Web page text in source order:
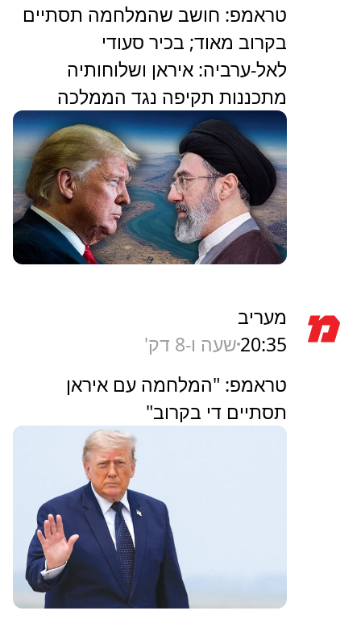
טראמפ: חושב שהמלחמה תסתיים
בקרוב מאוד; בכיר סעודי
לאל-ערביה: איראן ושלוחותיה
מתכננות תקיפה נגד הממלכה
מעריב
20:35שעה ו-8 דק'
טראמפ: "המלחמה עם איראן
תסתיים די בקרוב"